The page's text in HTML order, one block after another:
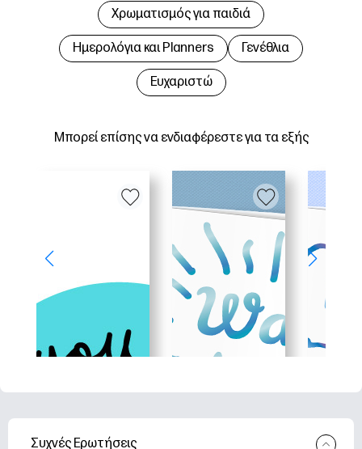
Μπορεί επίσης να ενδιαφέρεστε για τα εξής
Χρωματισμός για παιδιά
Hμερολόγια και Planners Γενέθλια
Ευχαριστώ
Συχνές Ερωτήσεις